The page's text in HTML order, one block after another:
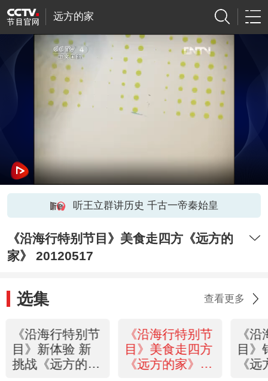
远方的家
听王立群讲历史 千古一帝秦始皇
《沿海行特别节目》美食走四方《远方的
家》 20120517
选集 查看更多
《沿海行特别节
目》新体验 新
挑战《远方的
《沿海行特别节
目》美食走四方
《远方的家》
《
目》
《